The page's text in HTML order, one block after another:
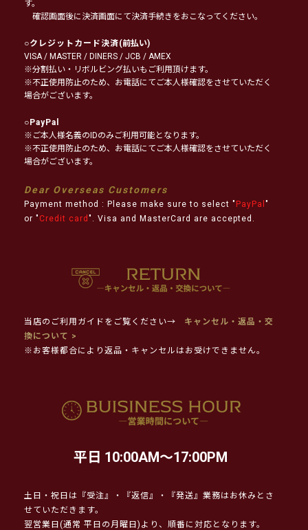
す。
確認画面後に決済画面にて決済手続きをおこなってください。
○クレジットカード決済(前払い)
VISA / MASTER / DINERS / JCB / AMEX
※分割払い・リボルビング払いもご利用頂けます。
※不正使用防止のため、お電話にてご本人様確認をさせていただく
場合がございます。
○PayPal
※ご本人様名義のIDのみご利用可能となります。
※不正使用防止のため、お電話にてご本人様確認をさせていただく
場合がございます。
Dear Overseas Customers
Payment method : Please make sure to select " PayPal "
or " Credit card ". Visa and MasterCard are accepted.
当店のご利用ガイドをご覧ください→
キャンセル・返品・交
換について >
※お客様都合により返品・キャンセルはお受けできません。
平日 10:00AM～17:00PM
土日・祝日は『受注』・『返信』・『発送』業務はお休みとさ
せていただきます。
翌営業日(通常 平日の月曜日)より、順番に対応となります。